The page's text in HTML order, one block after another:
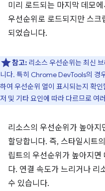
미리 로드되는 마지막 데모
우선순위로 로드되지만 스
되었습니다.
참고: 리소스 우선순위는 최신
니다. 특히 Chrome DevTools의 경
하여 우선순위 열이 표시되는지 확
저 및 기타 요인에 따라 다르므로 여
리소스의 우선순위가 높아
할당합니다. 즉, 스타일시트
립트의 우선순위가 높아지면
다. 연결 속도가 느리거나 리
수 있습니다.